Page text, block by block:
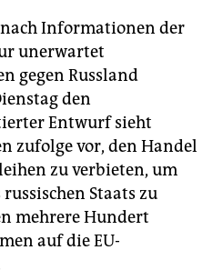
Informationen der
unerwartet
gegen Russland
den
Entwurf sieht
zufolge vor, den Handel
zu verbieten, um
Staats zu
mehrere Hundert
auf die EU-